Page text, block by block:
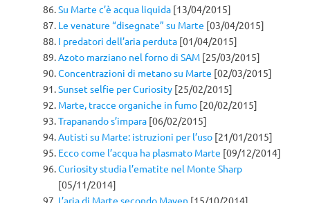
Su Marte c’è acqua liquida [13/04/2015]
Le venature “disegnate” su Marte [03/04/2015]
I predatori dell’aria perduta [01/04/2015]
Azoto marziano nel forno di SAM [25/03/2015]
Concentrazioni di metano su Marte [02/03/2015]
Sunset selfie per Curiosity [25/02/2015]
Marte, tracce organiche in fumo [20/02/2015]
Trapanando s’impara [06/02/2015]
Autisti su Marte: istruzioni per l’uso [21/01/2015]
Ecco come l’acqua ha plasmato Marte [09/12/2014]
Curiosity studia l’ematite nel Monte Sharp
[05/11/2014]
L’aria di Marte secondo Maven [15/10/2014]